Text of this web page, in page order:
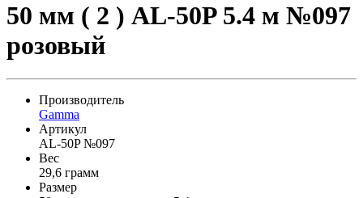
50 мм ( 2 ) AL-50P 5.4 м №097
розовый
Производитель
Gamma
Артикул
AL-50P №097
Вес
29,6 грамм
Размер